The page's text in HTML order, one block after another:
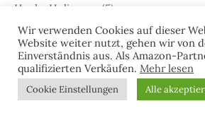
Hauke Holjansen (5)
Hedda Böttcher(23)
Henriette Honig(12)
Wir verwenden Cookies auf dieser
Website weiter nutzt, gehen wir von
Einverständnis aus. Als Amazon-
qualifizierten Verkäufen. Mehr lesen
Cookie Einstellungen Alle